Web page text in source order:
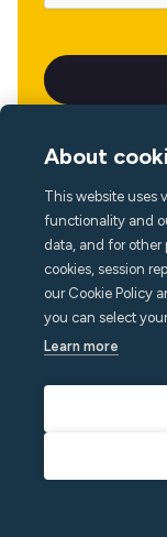
About
This website uses
functionality and
data, and for
cookies, session
our Cookie Policy
you can select
Learn more